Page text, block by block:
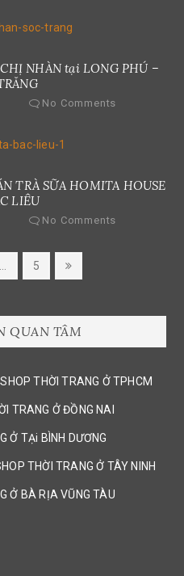
NHÀN tại LONG PHÚ –
No Comments
TRÀ SỮA HOMITA HOUSE
LIÊU
No Comments
… Page
5
Next
page
QUAN TÂM
THỜI TRANG Ở TPHCM
TRANG Ở ĐỒNG NAI
Ở TẠi BÌNH DƯƠNG
THỜI TRANG Ở TÂY NINH
Ở BÀ RỊA VŨNG TÀU